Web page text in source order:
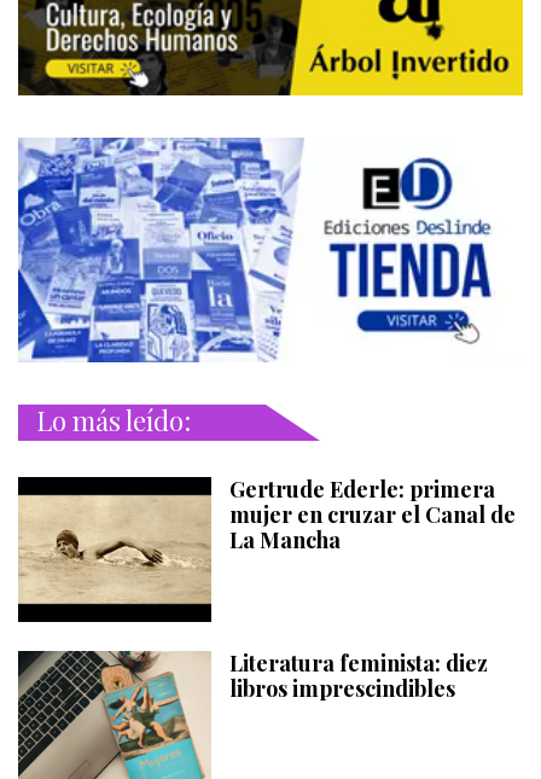
Lo más leído:
Gertrude Ederle: primera
mujer en cruzar el Canal de
La Mancha
Literatura feminista: diez
libros imprescindibles